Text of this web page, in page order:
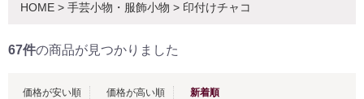
HOME > 手芸小物・服飾小物 > 印付けチャコ
67件の商品が見つかりました
価格が安い順 価格が高い順 新着順